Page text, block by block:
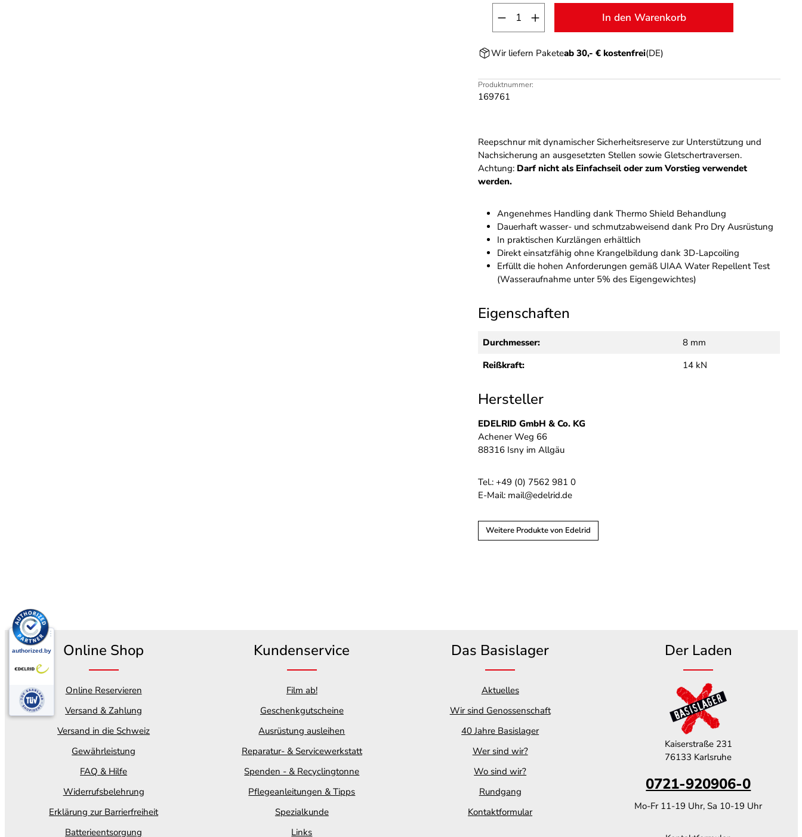
Produkt Anzahl: Gib den gewünschten Wert
In den Warenkorb
Wir liefern Paketeab 30,- € kostenfrei(DE)
Produktnummer:
169761
Reepschnur mit dynamischer Sicherheitsreserve zur Unterstützung und
Nachsicherung an ausgesetzten Stellen sowie Gletschertraversen.
Achtung: Darf nicht als Einfachseil oder zum Vorstieg verwendet
werden.
Angenehmes Handling dank Thermo Shield Behandlung
Dauerhaft wasser- und schmutzabweisend dank Pro Dry Ausrüstung
In praktischen Kurzlängen erhältlich
Direkt einsatzfähig ohne Krangelbildung dank 3D-Lapcoiling
Erfüllt die hohen Anforderungen gemäß UIAA Water Repellent Test
(Wasseraufnahme unter 5% des Eigengewichtes)
Eigenschaften
Durchmesser:
8 mm
Reißkraft:
14 kN
Hersteller
EDELRID GmbH & Co. KG
Achener Weg 66
88316 Isny im Allgäu
Tel.: +49 (0) 7562 981 0
E-Mail: mail@edelrid.de
Weitere Produkte von Edelrid
Online Shop
Online Reservieren
Versand & Zahlung
Versand in die Schweiz
Gewährleistung
FAQ & Hilfe
Widerrufsbelehrung
Erklärung zur Barrierfreiheit
Batterieentsorgung
Kundenservice
Film ab!
Geschenkgutscheine
Ausrüstung ausleihen
Reparatur- & Servicewerkstatt
Spenden - & Recyclingtonne
Pflegeanleitungen & Tipps
Spezialkunde
Links
Das Basislager
Aktuelles
Wir sind Genossenschaft
40 Jahre Basislager
Wer sind wir?
Wo sind wir?
Rundgang
Kontaktformular
Der Laden
Kaiserstraße 231
76133 Karlsruhe
0721-920906-0
Mo-Fr 11-19 Uhr, Sa 10-19 Uhr